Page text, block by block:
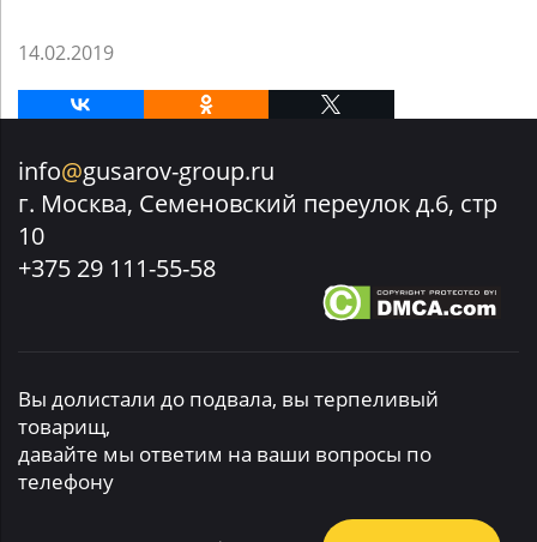
14.02.2019
info@gusarov-group.ru
г. Москва, Семеновский переулок д.6, стр
10
+375 29 111-55-58
Вы долистали до подвала, вы терпеливый
товарищ,
давайте мы ответим на ваши вопросы по
телефону